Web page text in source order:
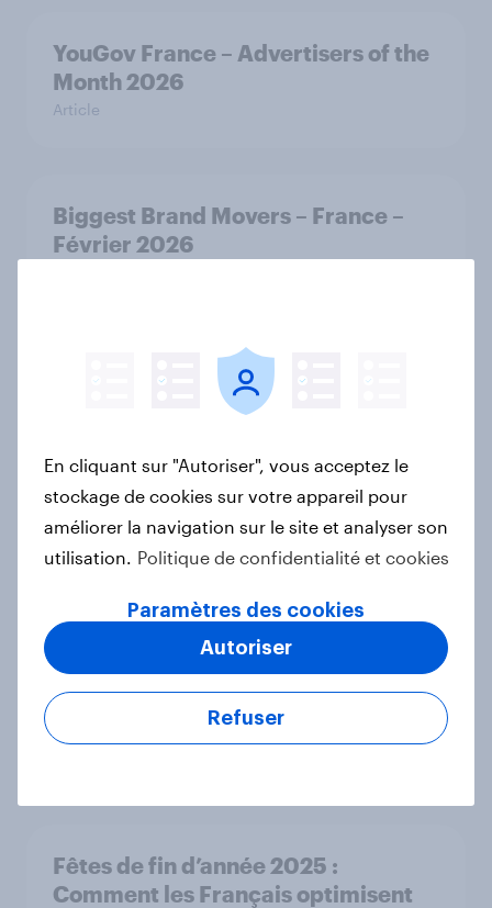
YouGov France – Advertisers of the
Month 2026
Article
Biggest Brand Movers – France –
Février 2026
Top in tech: consumer electronics
rankings France 2026
Biggest Brand Movers – France –
Janvier 2026
Biggest Brand Movers – France –
Décembre 2025
Fêtes de fin d’année 2025 :
Comment les Français optimisent
En cliquant sur "Autoriser", vous acceptez le
stockage de cookies sur votre appareil pour
améliorer la navigation sur le site et analyser son
utilisation.
Politique de confidentialité et cookies
Paramètres des cookies
Refuser
Autoriser